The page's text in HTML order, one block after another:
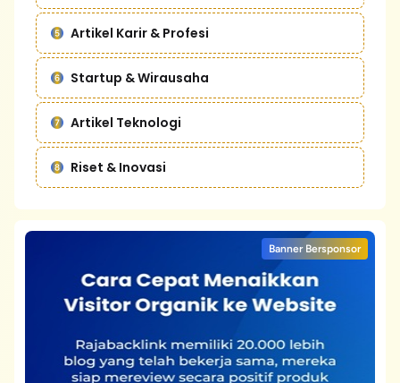
Artikel Karir & Profesi
Startup & Wirausaha
Artikel Teknologi
Riset & Inovasi
Banner Bersponsor